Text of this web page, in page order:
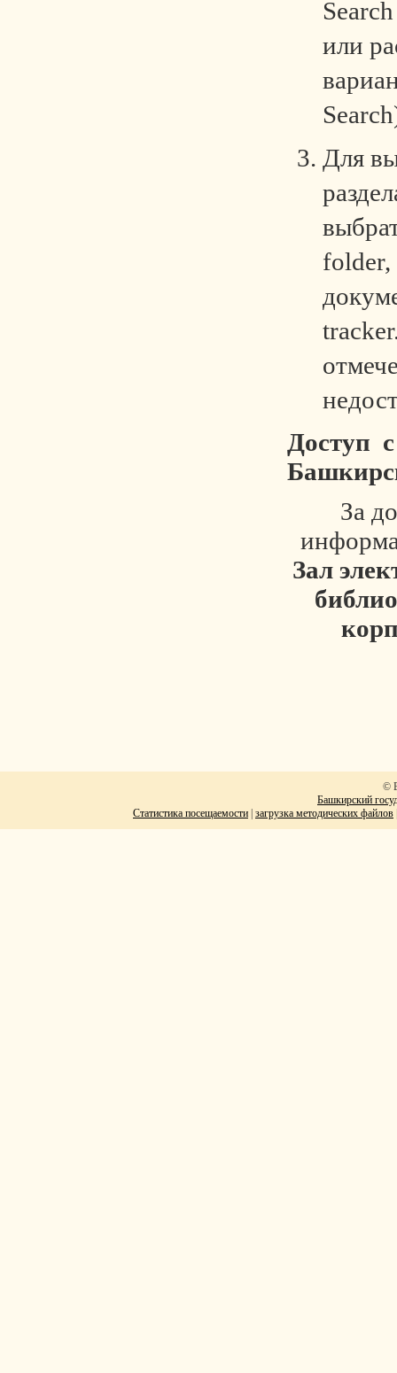
или
Для
folder,
Доступ
За
Зал
©
Башкирский
Статистика посещаемости загрузка методических файлов